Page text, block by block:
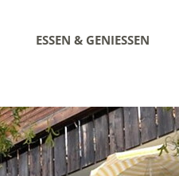
ESSEN & GENIESSEN